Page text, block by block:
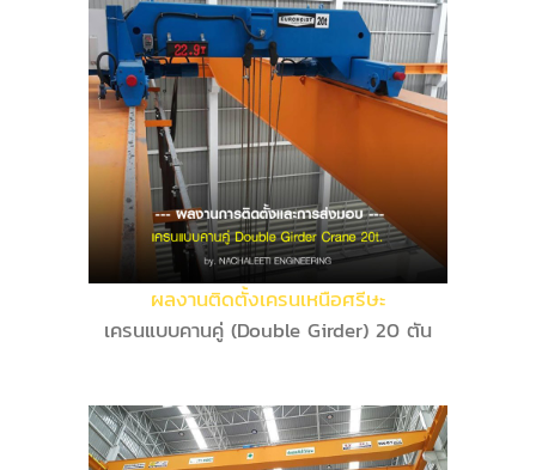
ผลงานติดตั้งเครนเหนือศรีษะ
เครนแบบคานคู่ (Double Girder) 20 ตัน